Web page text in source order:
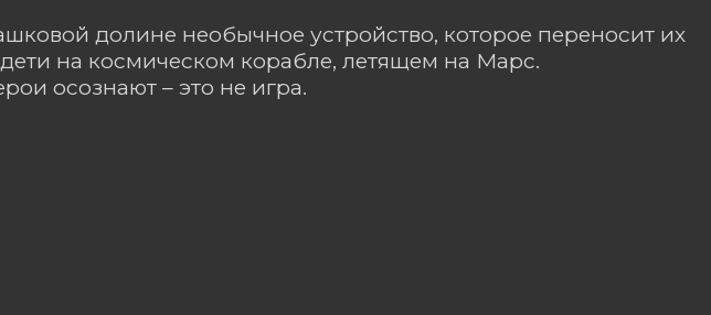
долине необычное устройство, которое переносит их
на космическом корабле, летящем на Марс.
осознают – это не игра.